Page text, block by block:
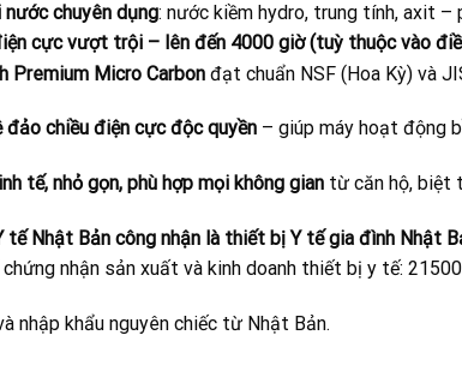
chuyên dụng: nước kiềm hydro, trung tính, axit –
cực vượt trội – lên đến 4000 giờ (tuỳ thuộc vào
Premium Micro Carbonđạt chuẩn NSF (Hoa Kỳ) và
đảo chiều điện cực độc quyền– giúp máy hoạt động
tế, nhỏ gọn, phù hợp mọi không giantừ căn hộ, biệt
tế Nhật Bản công nhận là thiết bị Y tế gia đình Nhật
nhận sản xuất và kinh doanh thiết bị y tế:
nhập khẩu nguyên chiếc từ Nhật Bản.